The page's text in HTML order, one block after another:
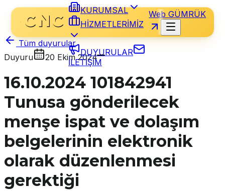
KURUMSAL
HİZMETLERİMİZ
DUYURULAR
İLETİŞİM
Web GÜMRÜK
Tüm duyurular
Duyuru
20 Ekim 2024
16.10.2024 101842941
Tunusa gönderilecek
menşe ispat ve dolaşım
belgelerinin elektronik
olarak düzenlenmesi
gerektiği